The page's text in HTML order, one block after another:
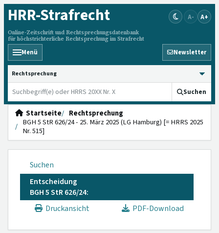
HRR-Strafrecht
Online-Zeitschrift und Rechtsprechungsdatenbank
für höchstrichterliche Rechtsprechung im Strafrecht
A- A+
Menü Newsletter
HRRS durchsuchen
Suchen
Startseite
Rechtsprechung
BGH 5 StR 626/24 - 25. März 2025 (LG Hamburg) [= HRRS 2025
Nr. 515]
Suchen
Entscheidung
BGH 5 StR 626/24:
Druckansicht
PDF-Download